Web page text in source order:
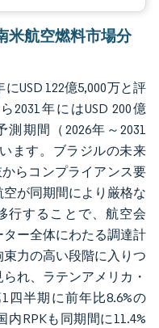
米航空燃料市場分
USD 122億5,000万と評
2031年にはUSD 200億
期間（2026年～2031
ます。ブラジルの未来
らコンプライアンス要
が同期間により厳格な
行することで、航空会
ー全体にわたる調達計
力の高い段階に入りつ
れ、ラテンアメリカ・
四半期に前年比8.6%の
RPKも同期間に11.4%